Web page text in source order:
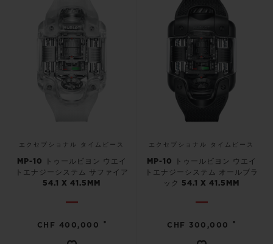
エクセプショナル タイムピース
MP-10 トゥールビヨン ウエイ
トエナジーシステム サファイア
54.1 X 41.5MM
CHF 400,000 •
エクセプショナル タイムピース
MP-10 トゥールビヨン ウエイ
トエナジーシステム オールブラ
ック 54.1 X 41.5MM
CHF 300,000 •
サマー マルチカラーセラ
ピーチセラミック
エッセンシャル
特別なサービス
配送日数
安全な決済